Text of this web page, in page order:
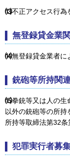
⒀不正アクセス行為
無登録貸金業
⒁無登録貸金業者に
銃砲等所持関
⒂拳銃等又は人の生
以外の銃砲等の所
所持等取締法第32条
犯罪実行者募